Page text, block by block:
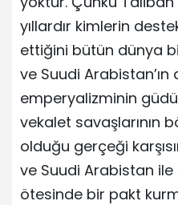
yıllardır kimlerin
ettiğini bütün dünya
ve Suudi
emperyalizminin
vekalet savaşlarının
olduğu gerçeği
ve Suudi Arabistan
ötesinde bir pakt